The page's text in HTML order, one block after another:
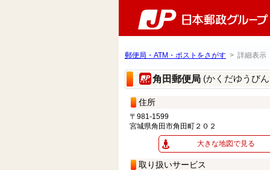
郵便局・ATM・ポストをさがす > 詳細表示
角田郵便局 (かくだゆうび
住所
〒981-1599
宮城県角田市角田町２０２
大きな地図で見る
取り扱いサービス